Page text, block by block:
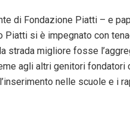
di Fondazione Piatti – e
Piatti si è impegnato con
strada migliore fosse
agli altri genitori fondatori
nelle scuole e i